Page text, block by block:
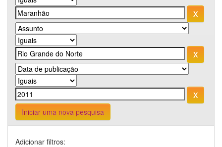
Iniciar uma nova pesquisa
Adicionar filtros: